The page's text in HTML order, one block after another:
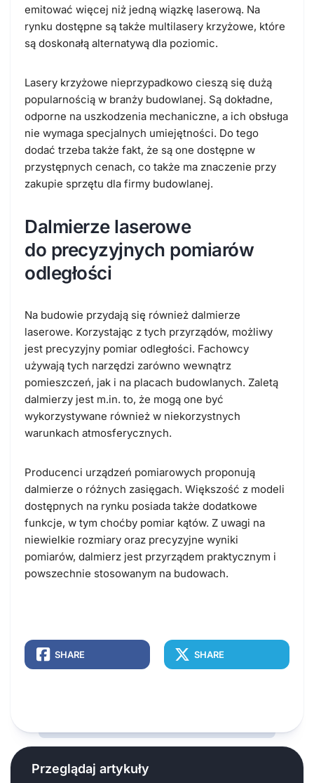
emitować więcej niż jedną wiązkę laserową. Na
rynku dostępne są także multilasery krzyżowe, które
są doskonałą alternatywą dla poziomic.
Lasery krzyżowe nieprzypadkowo cieszą się dużą
popularnością w branży budowlanej. Są dokładne,
odporne na uszkodzenia mechaniczne, a ich obsługa
nie wymaga specjalnych umiejętności. Do tego
dodać trzeba także fakt, że są one dostępne w
przystępnych cenach, co także ma znaczenie przy
zakupie sprzętu dla firmy budowlanej.
Dalmierze laserowe
do precyzyjnych pomiarów
odległości
Na budowie przydają się również dalmierze
laserowe. Korzystając z tych przyrządów, możliwy
jest precyzyjny pomiar odległości. Fachowcy
używają tych narzędzi zarówno wewnątrz
pomieszczeń, jak i na placach budowlanych. Zaletą
dalmierzy jest m.in. to, że mogą one być
wykorzystywane również w niekorzystnych
warunkach atmosferycznych.
Producenci urządzeń pomiarowych proponują
dalmierze o różnych zasięgach. Większość z modeli
dostępnych na rynku posiada także dodatkowe
funkcje, w tym choćby pomiar kątów. Z uwagi na
niewielkie rozmiary oraz precyzyjne wyniki
pomiarów, dalmierz jest przyrządem praktycznym i
powszechnie stosowanym na budowach.
SHARE SHARE
Przeglądaj artykuły